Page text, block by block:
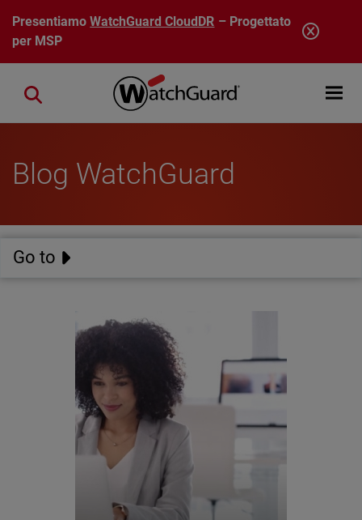
Salta al contenuto principale
PresentiamoWatchGuard CloudDR – Progettato
per MSP
Open
Close search
Blog WatchGuard
Go to